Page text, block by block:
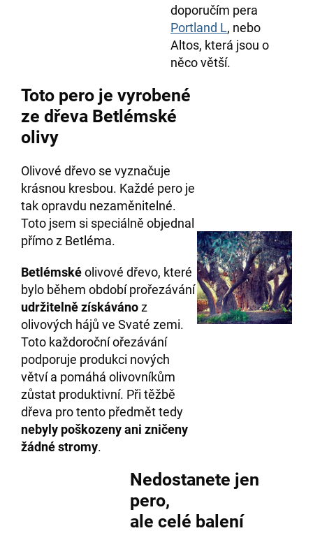
doporučím pera
Portland L, nebo
Altos, která jsou o
něco větší.
Toto pero je vyrobené
ze dřeva Betlémské
olivy
Olivové dřevo se vyznačuje
krásnou kresbou. Každé pero je
tak opravdu nezaměnitelné.
Toto jsem si speciálně objednal
přímo z Betléma.
Betlémskéolivové dřevo, které
bylo během období prořezávání
udržitelně získávánoz
olivových hájů ve Svaté zemi.
Toto každoroční ořezávání
podporuje produkci nových
větví a pomáhá olivovníkům
zůstat produktivní. Při těžbě
dřeva pro tento předmět tedy
nebyly poškozeny ani zničeny
žádné stromy.
Nedostanete jen
pero,
ale celé balení